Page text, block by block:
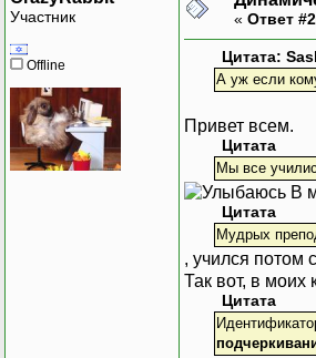
Участник
Offline
« Ответ
Цитата:
А уж если
Привет всем.
Цитата
Мы все
В
Цитата
Мудрых
, учился потом
Так вот, в моих
Цитата